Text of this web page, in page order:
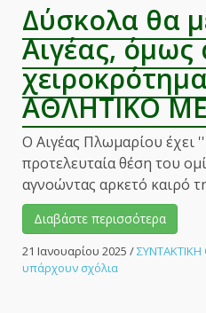
Δύσκολα θα
Αιγέας, όμως
ΑΘΛΗΤΙΚΟ
Ο Αιγέας Πλωμαρίου έχει
προτελευταία θέση του
αγνοώντας αρκετό καιρό
Διαβάστε περισσότερα
21 Ιανουαρίου 2025 /
υπάρχουν σχόλιαστο